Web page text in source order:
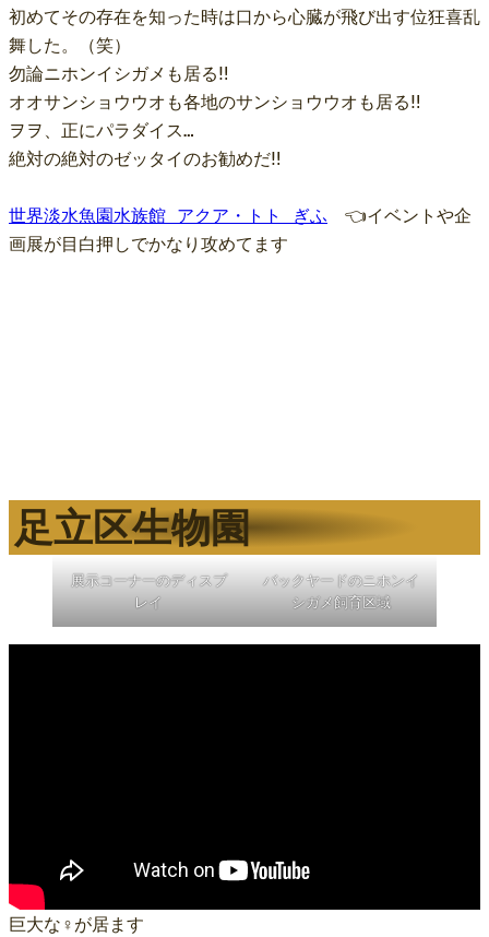
初めてその存在を知った時は口から心臓が飛び出す位狂喜乱
舞した。（笑）
勿論ニホンイシガメも居る‼️
オオサンショウウオも各地のサンショウウオも居る‼️
ヲヲ、正にパラダイス…
絶対の絶対のゼッタイのお勧めだ‼️
世界淡水魚園水族館 アクア・トト ぎふ 👈イベントや企
画展が目白押しでかなり攻めてます
足立区生物園
展示コーナーのディスプ
レイ
バックヤードのニホンイ
シガメ飼育区域
巨大な♀が居ます